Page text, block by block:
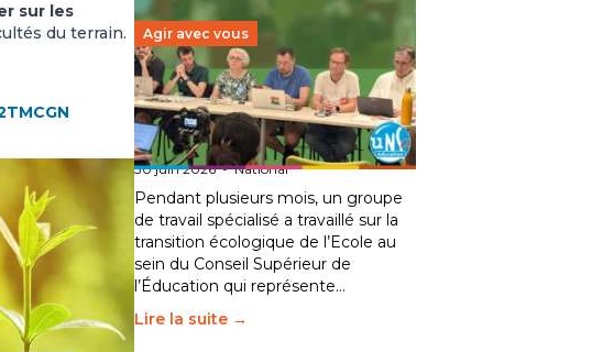
sur les
du terrain.
Agir avec vous
Transition écologique de
l’éducation : l’UNSA Éducation
fait bouger les lignes
30 juin 2026-National
Pendant plusieurs mois, un groupe
de travail spécialisé a travaillé sur la
transition écologique de l’Ecole au
sein du Conseil Supérieur de
l’Éducation qui représente…
Lire la suite →